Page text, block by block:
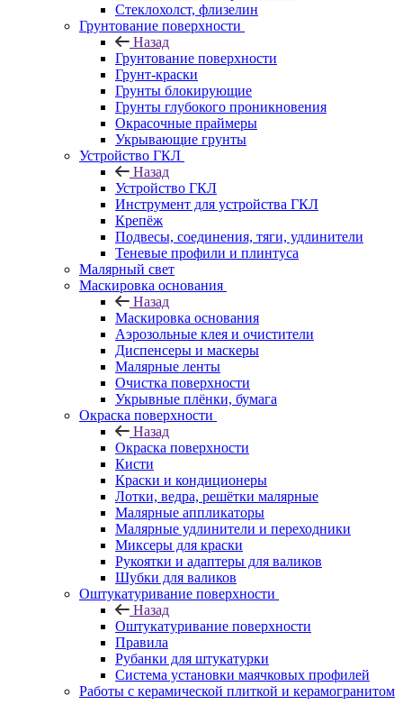
Стеклохолст, флизелин
Грунтование поверхности
Назад
Грунтование поверхности
Грунт-краски
Грунты блокирующие
Грунты глубокого проникновения
Окрасочные праймеры
Укрывающие грунты
Устройство ГКЛ
Назад
Устройство ГКЛ
Инструмент для устройства ГКЛ
Крепёж
Подвесы, соединения, тяги, удлинители
Теневые профили и плинтуса
Малярный свет
Маскировка основания
Назад
Маскировка основания
Аэрозольные клея и очистители
Диспенсеры и маскеры
Малярные ленты
Очистка поверхности
Укрывные плёнки, бумага
Окраска поверхности
Назад
Окраска поверхности
Кисти
Краски и кондиционеры
Лотки, ведра, решётки малярные
Малярные аппликаторы
Малярные удлинители и переходники
Миксеры для краски
Рукоятки и адаптеры для валиков
Шубки для валиков
Оштукатуривание поверхности
Назад
Оштукатуривание поверхности
Правила
Рубанки для штукатурки
Система установки маячковых профилей
Работы с керамической плиткой и керамогранитом